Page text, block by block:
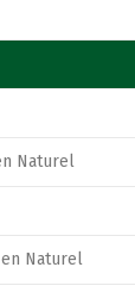
Naturel
Naturel